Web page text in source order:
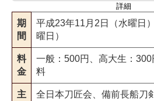
詳細
期
間
平成23年11月2日（水曜日
曜日）
料
金
一般：500円、高大生：
料
主
全日本刀匠会、備前長船刀